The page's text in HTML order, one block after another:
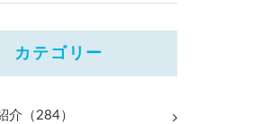
カテゴリー
介（284）